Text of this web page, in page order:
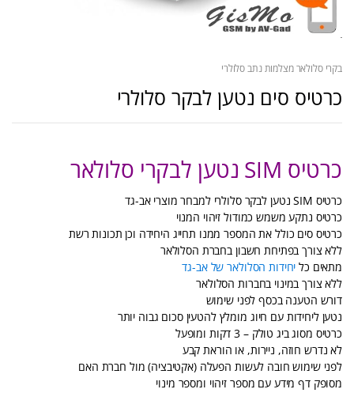
בקרי סלולאר מצלמות נתב סלולרי
כרטיס סים נטען לבקר סלולרי
כרטיס SIM נטען לבקרי סלולאר
כרטיס SIM נטען לבקר סלולרי למבחר מוצרי אב-גד
כרטיס נתקע משמש כמודול זיהוי המנוי
כרטיס סים כולל את המספר ממנו תחייג היחידה וכן תכונות רשת
ללא צורך בפתיחת חשבון בחברת הסלולאר
מתאים כל יחידות הסלולאר של אב-גד
ללא צורך במינוי בחברות הסלולאר
דורש הטענה בכסף לפני שימוש
נטען ליחידות עם חיוג מומלץ להטעין סכום גבוה יותר
כרטיס מסוג ביג טולק – 3 דקות ומופעל
לא נדרש חוזה, ניירות, או הוראת קבע
לפני שימוש חובה לעשות הפעלה (אקטיבציה) מול חברת האם
מסופק דף מידע עם מספר זיהוי ומספר מינוי